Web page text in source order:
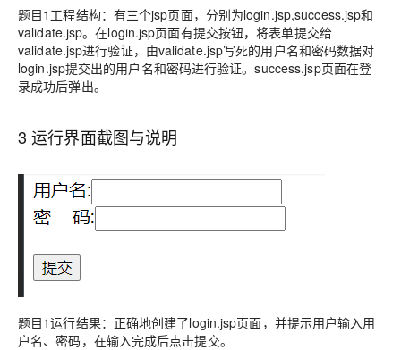
题目1工程结构：有三个jsp页面，分别为login.jsp,success.jsp和
validate.jsp。在login.jsp页面有提交按钮，将表单提交给
validate.jsp进行验证，由validate.jsp写死的用户名和密码数据对
login.jsp提交出的用户名和密码进行验证。success.jsp页面在登
录成功后弹出。
3 运行界面截图与说明
题目1运行结果：正确地创建了login.jsp页面，并提示用户输入用
户名、密码，在输入完成后点击提交。